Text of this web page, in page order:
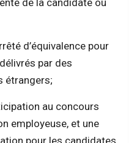
d’équivalence pour
par des
étrangers;
au concours
employeuse, et une
pour les candidates